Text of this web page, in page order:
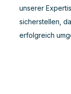
unserer
sicherstellen,
erfolgreich